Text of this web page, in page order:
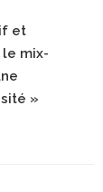
et
mix-
»